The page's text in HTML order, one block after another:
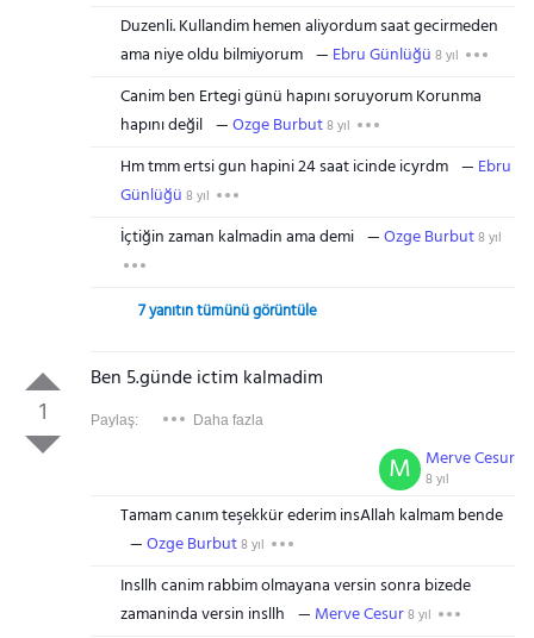
Duzenli. Kullandim hemen aliyordum saat gecirmeden
ama niye oldu bilmiyorum
Ebru Günlüğü 8 yıl
Canim ben Ertegi günü hapını soruyorum Korunma
hapını değil
Ozge Burbut8 yıl
Hm tmm ertsi gun hapini 24 saat icinde icyrdm
Ebru
Günlüğü 8 yıl
İçtiğin zaman kalmadin ama demi Ozge Burbut8 yıl
7 yanıtın tümünü görüntüle
1
Ben 5.günde ictim kalmadim
Paylaş: Daha fazla
Merve Cesur
8 yıl
M
Tamam canım teşekkür ederim insAllah kalmam bende
Ozge Burbut8 yıl
Insllh canim rabbim olmayana versin sonra bizede
zamaninda versin insllh
Merve Cesur8 yıl